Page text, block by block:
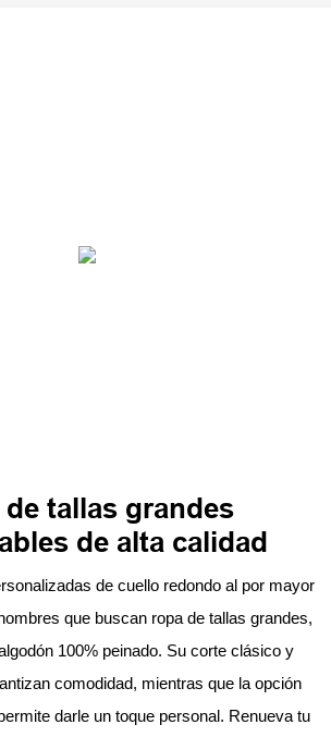
tallas grandes
de alta calidad
de cuello redondo al por mayor
que buscan ropa de tallas grandes,
100% peinado. Su corte clásico y
comodidad, mientras que la opción
darle un toque personal. Renueva tu